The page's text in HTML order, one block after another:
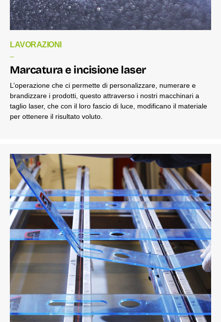
LAVORAZIONI
Marcatura e incisione laser
L’operazione che ci permette di personalizzare, numerare e
brandizzare i prodotti, questo attraverso i nostri macchinari a
taglio laser, che con il loro fascio di luce, modificano il materiale
per ottenere il risultato voluto.